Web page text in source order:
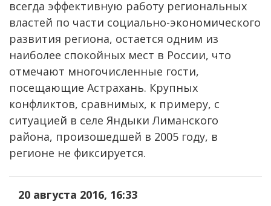
всегда эффективную работу региональных
властей по части социально-экономического
развития региона, остается одним из
наиболее спокойных мест в России, что
отмечают многочисленные гости,
посещающие Астрахань. Крупных
конфликтов, сравнимых, к примеру, с
ситуацией в селе Яндыки Лиманского
района, произошедшей в 2005 году, в
регионе не фиксируется.
20 августа 2016, 16:33